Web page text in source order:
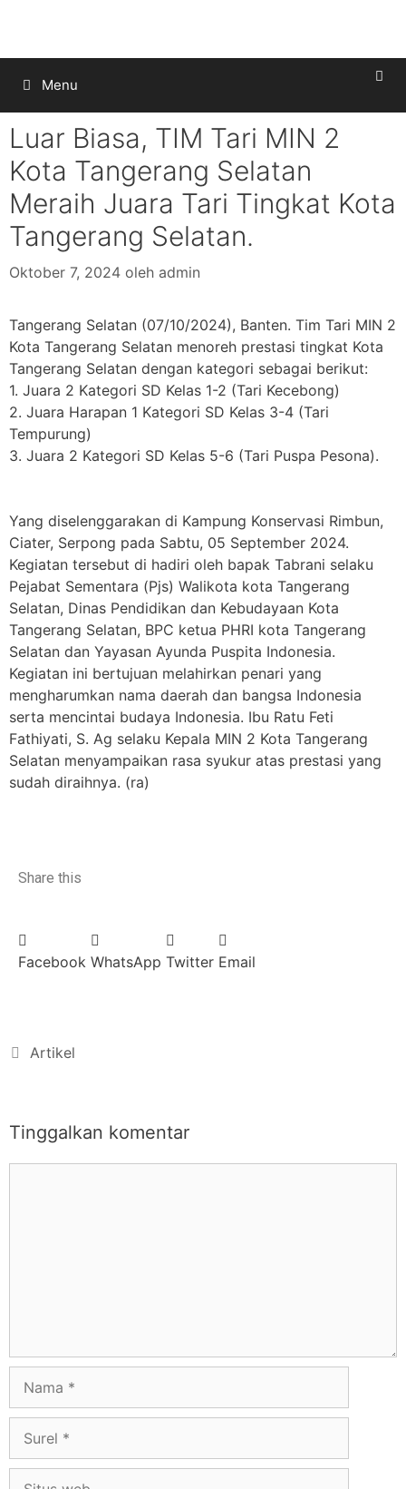
Menu
Luar Biasa, TIM Tari MIN 2
Kota Tangerang Selatan
Meraih Juara Tari Tingkat Kota
Tangerang Selatan.
Oktober 7, 2024 oleh admin
Tangerang Selatan (07/10/2024), Banten. Tim Tari MIN 2
Kota Tangerang Selatan menoreh prestasi tingkat Kota
Tangerang Selatan dengan kategori sebagai berikut:
1. Juara 2 Kategori SD Kelas 1-2 (Tari Kecebong)
2. Juara Harapan 1 Kategori SD Kelas 3-4 (Tari
Tempurung)
3. Juara 2 Kategori SD Kelas 5-6 (Tari Puspa Pesona).
Yang diselenggarakan di Kampung Konservasi Rimbun,
Ciater, Serpong pada Sabtu, 05 September 2024.
Kegiatan tersebut di hadiri oleh bapak Tabrani selaku
Pejabat Sementara (Pjs) Walikota kota Tangerang
Selatan, Dinas Pendidikan dan Kebudayaan Kota
Tangerang Selatan, BPC ketua PHRI kota Tangerang
Selatan dan Yayasan Ayunda Puspita Indonesia.
Kegiatan ini bertujuan melahirkan penari yang
mengharumkan nama daerah dan bangsa Indonesia
serta mencintai budaya Indonesia. Ibu Ratu Feti
Fathiyati, S. Ag selaku Kepala MIN 2 Kota Tangerang
Selatan menyampaikan rasa syukur atas prestasi yang
sudah diraihnya. (ra)
Share this
Facebook WhatsApp Twitter Email
Artikel
Tinggalkan komentar